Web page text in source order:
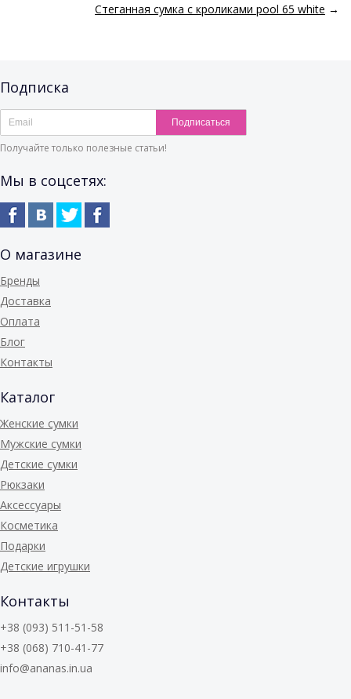
Стеганная сумка с кроликами pool 65 white →
Подписка
Подписаться
Получайте только полезные статьи!
Мы в соцсетях:
О магазине
Бренды
Доставка
Оплата
Блог
Контакты
Каталог
Женские сумки
Мужские сумки
Детские сумки
Рюкзаки
Аксессуары
Косметика
Подарки
Детские игрушки
Контакты
+38 (093) 511-51-58
+38 (068) 710-41-77
info@ananas.in.ua